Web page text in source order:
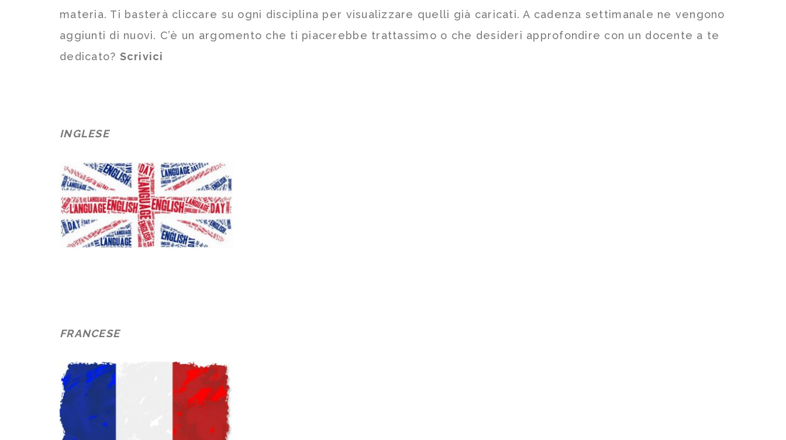
materia. Ti basterà cliccare su ogni disciplina per visualizzare quelli già caricati. A cadenza settimanale ne vengono
aggiunti di nuovi. C’è un argomento che ti piacerebbe trattassimo o che desideri approfondire con un docente a te
dedicato? Scrivici
INGLESE
FRANCESE